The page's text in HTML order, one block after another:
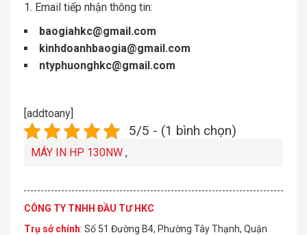
Email tiếp nhận thông tin:
baogiahkc@gmail.com
kinhdoanhbaogia@gmail.com
ntyphuonghkc@gmail.com
[addtoany]
5/5 - (1 bình chọn)
MÁY IN HP 130NW ,
CÔNG TY TNHH ĐẦU TƯ HKC
Trụ sở chính: Số 51 Đường B4, Phường Tây Thạnh, Quận